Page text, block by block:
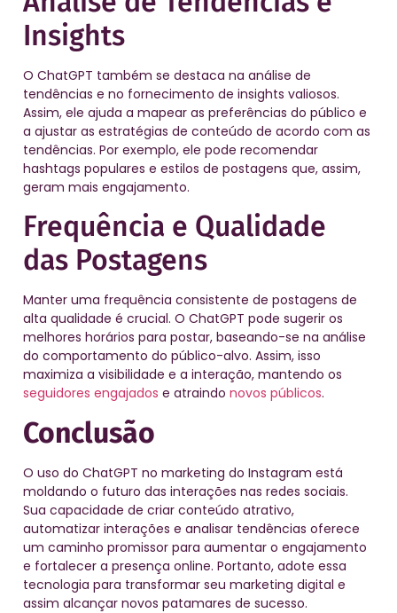
Insights
O ChatGPT também se destaca na análise de
tendências e no fornecimento de insights valiosos.
Assim, ele ajuda a mapear as preferências do público e
a ajustar as estratégias de conteúdo de acordo com as
tendências. Por exemplo, ele pode recomendar
hashtags populares e estilos de postagens que, assim,
geram mais engajamento.
Frequência e Qualidade
das Postagens
Manter uma frequência consistente de postagens de
alta qualidade é crucial. O ChatGPT pode sugerir os
melhores horários para postar, baseando-se na análise
do comportamento do público-alvo. Assim, isso
maximiza a visibilidade e a interação, mantendo os
seguidores engajados e atraindo novos públicos.
Conclusão
O uso do ChatGPT no marketing do Instagram está
moldando o futuro das interações nas redes sociais.
Sua capacidade de criar conteúdo atrativo,
automatizar interações e analisar tendências oferece
um caminho promissor para aumentar o engajamento
e fortalecer a presença online. Portanto, adote essa
tecnologia para transformar seu marketing digital e
assim alcançar novos patamares de sucesso.